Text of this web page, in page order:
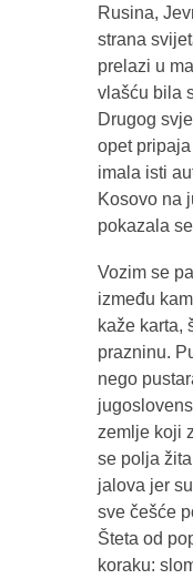
Rusina,
strana
prelazi u
vlašću bila
Drugog
opet
imala isti
Kosovo na
pokazala
Vozim se
između
kaže karta,
prazninu.
nego
zemlje koji
se polja
jalova jer
sve češće
Šteta od
koraku: